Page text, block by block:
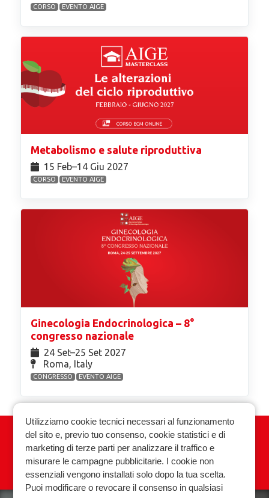
CORSO EVENTO AIGE
Metabolismo e salute riproduttiva
15 Feb⁠–14 Giu 2027
CORSO EVENTO AIGE
Ginecologia Endocrinologica – 8°
congresso nazionale
24 Set⁠–25 Set 2027
Roma, Italy
CONGRESSO EVENTO AIGE
Associazione Italiana Ginecologia
Endocrinologica
Privacy policy Cookie policy
Utilizziamo cookie tecnici necessari al funzionamento
del sito e, previo tuo consenso, cookie statistici e di
marketing di terze parti per analizzare il traffico e
misurare le campagne pubblicitarie. I cookie non
essenziali vengono installati solo dopo la tua scelta.
Puoi modificare o revocare il consenso in qualsiasi